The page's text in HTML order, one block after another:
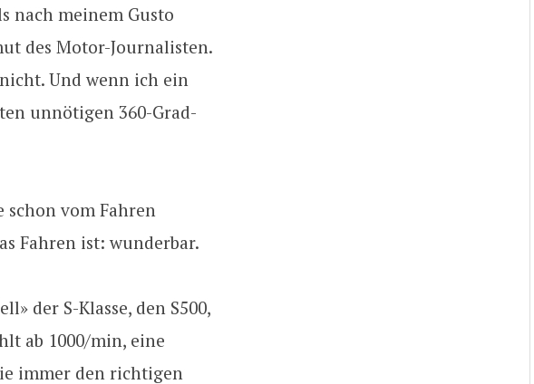
nach meinem Gusto
des Motor-Journalisten.
Und wenn ich ein
unnötigen 360-Grad-
vom Fahren
Fahren ist: wunderbar.
der S-Klasse, den S500,
ab 1000/min, eine
immer den richtigen